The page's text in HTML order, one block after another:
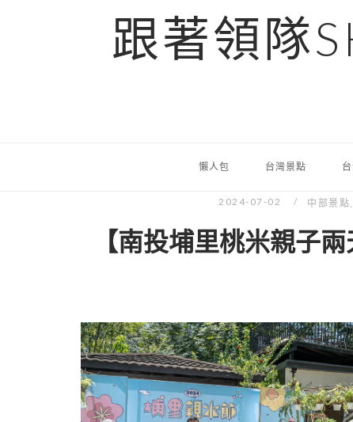
跟著領隊
懶人包 台灣景點
2024-07-02 中部景點,
【南投埔里桃米親子